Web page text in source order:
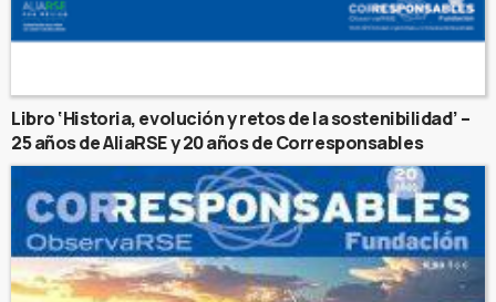
Libro ‘Historia, evolución y retos de la sostenibilidad’ –
25 años de AliaRSE y 20 años de Corresponsables